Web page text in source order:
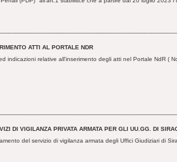
ATTI AL PORTALE NDR
indicazioni relative all'inserimento degli atti nel Portale NdR (
DI VIGILANZA PRIVATA ARMATA PER GLI UU.GG. DI
del servizio di vigilanza armata degli Uffici Giudiziari di